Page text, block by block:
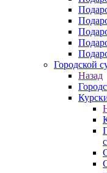
Городской
Назад